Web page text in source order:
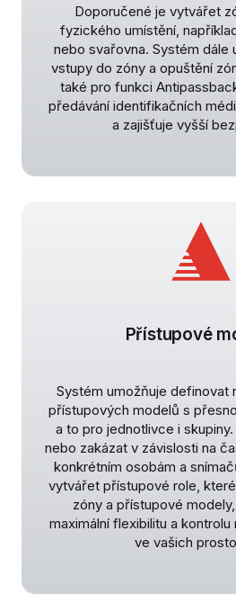
Doporučené je vytvářet
fyzického umístění,
nebo svařovna. Systém dále
vstupy do zóny a opuštění
také pro funkci
předávání identifikačních
a zajišťuje vyšší
Přístupové
Systém umožňuje definovat
přístupových modelů s
a to pro jednotlivce i
nebo zakázat v závislosti na
konkrétním osobám a
vytvářet přístupové role,
zóny a přístupové
maximální flexibilitu a
ve vašich